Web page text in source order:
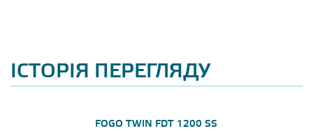
ІСТОРІЯ ПЕРЕГЛЯДУ
FOGO TWIN FDT 1200 SS